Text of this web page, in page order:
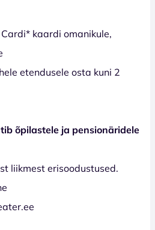
kaardi omanikule,
etendusele osta kuni 2
õpilastele ja pensionäridele
liikmest erisoodustused.